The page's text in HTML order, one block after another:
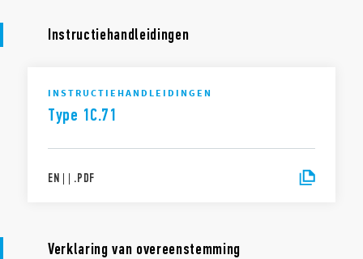
Instructiehandleidingen
INSTRUCTIEHANDLEIDINGEN
Type 1C.71
EN | | .PDF
Verklaring van overeenstemming